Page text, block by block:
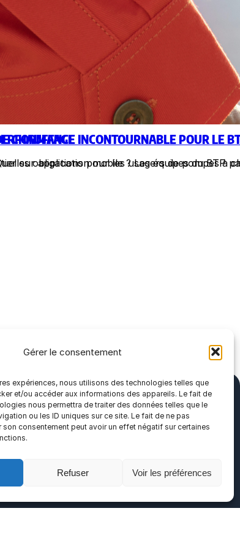
Gérer le consentement
expériences, nous utilisons des technologies telles que
et/ou accéder aux informations des appareils. Le fait de
nous permettra de traiter des données telles que le
ou les ID uniques sur ce site. Le fait de ne pas
son consentement peut avoir un effet négatif sur certaines
Refuser Voir les préférences
CHAUFFAGE
obligations pour les usagers de pompes à
INCONTOURNABLE POUR LE
sur application mobile ? Les équipes du BTP